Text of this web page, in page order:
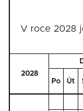
V roce 2028
2028
Po Út